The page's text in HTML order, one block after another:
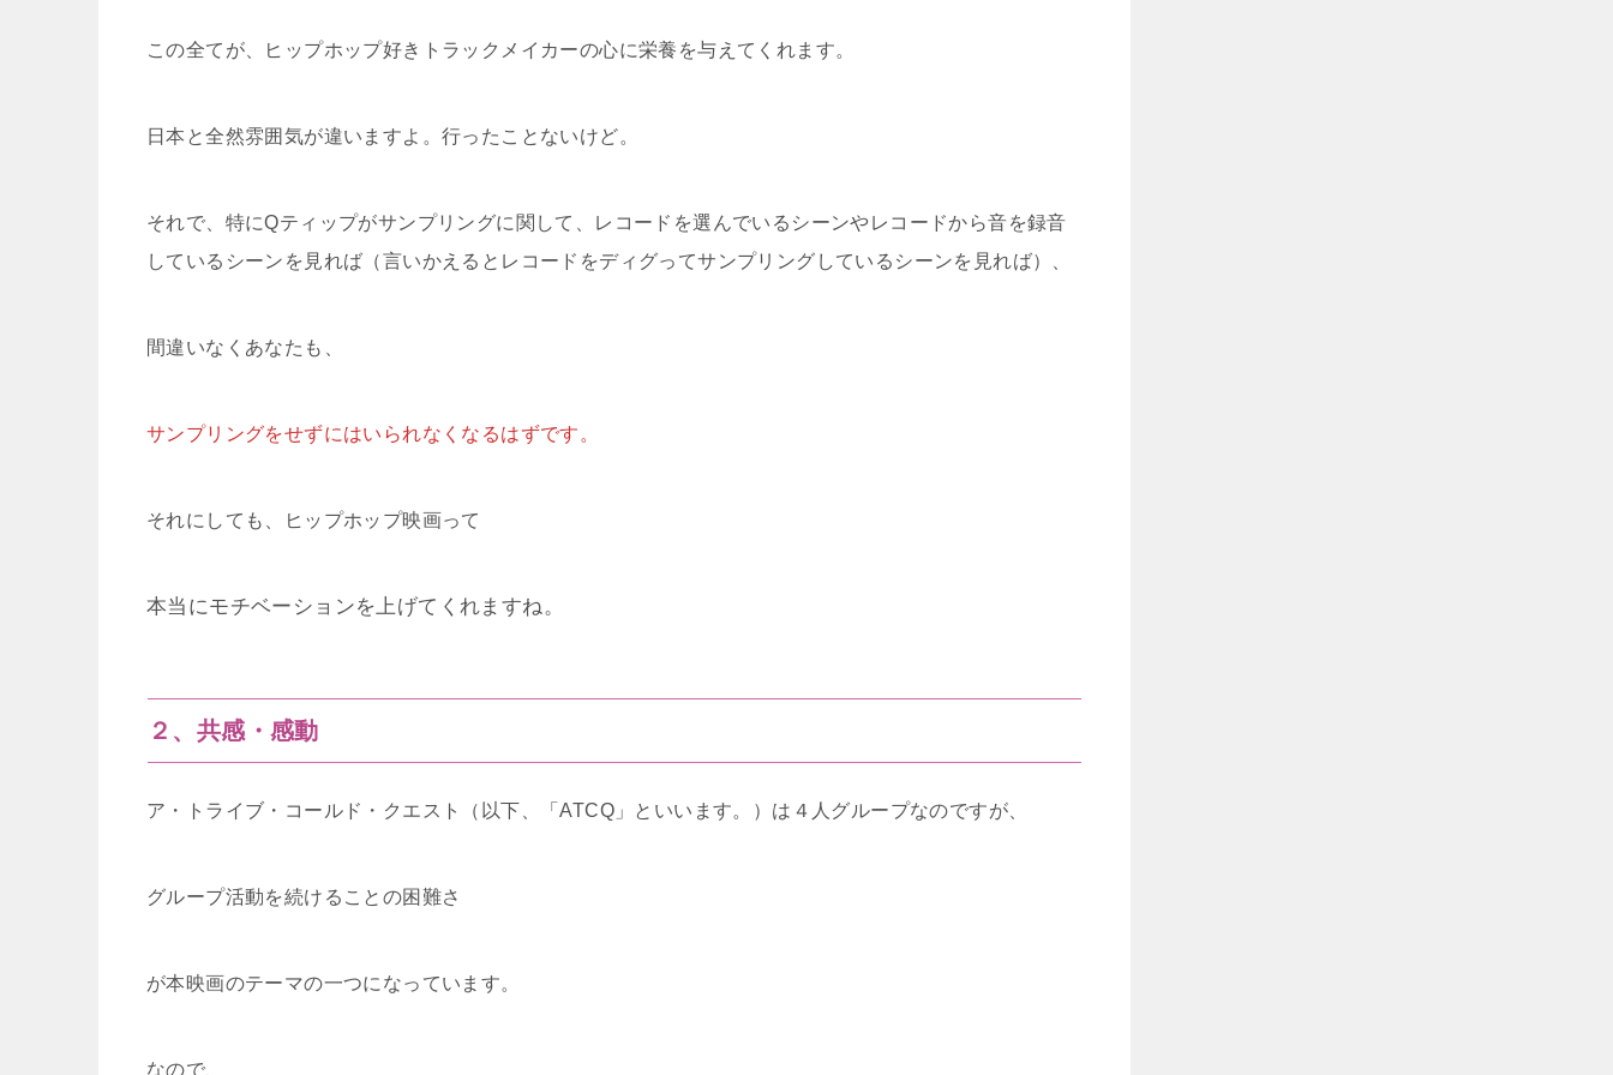
この全てが、ヒップホップ好きトラックメイカーの心に栄養を与えてくれます。
日本と全然雰囲気が違いますよ。行ったことないけど。
それで、特にQティップがサンプリングに関して、レコードを選んでいるシーンやレコードから音を録音
しているシーンを見れば（言いかえるとレコードをディグってサンプリングしているシーンを見れば）、
間違いなくあなたも、
サンプリングをせずにはいられなくなるはずです。
それにしても、ヒップホップ映画って
本当にモチベーションを上げてくれますね。
２、共感・感動
ア・トライブ・コールド・クエスト（以下、「ATCQ」といいます。）は４人グループなのですが、
グループ活動を続けることの困難さ
が本映画のテーマの一つになっています。
なので、